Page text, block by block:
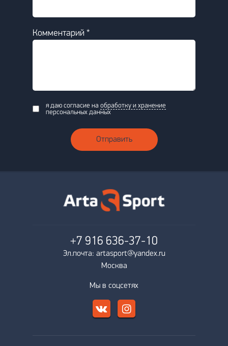
Комментарий *
я даю согласие на обработку и хранение
персональных данных
Отправить
+7 916 636-37-10
Эл.почта: artasport@yandex.ru
Москва
Мы в соцсетях